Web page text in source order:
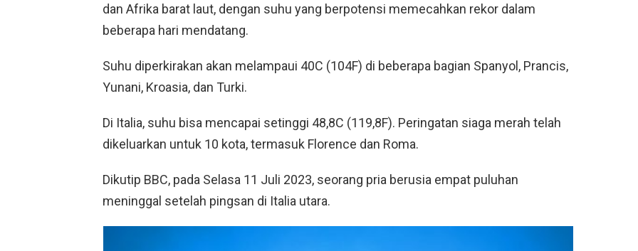
dan Afrika barat laut, dengan suhu yang berpotensi memecahkan rekor dalam
beberapa hari mendatang.
Suhu diperkirakan akan melampaui 40C (104F) di beberapa bagian Spanyol, Prancis,
Yunani, Kroasia, dan Turki.
Di Italia, suhu bisa mencapai setinggi 48,8C (119,8F). Peringatan siaga merah telah
dikeluarkan untuk 10 kota, termasuk Florence dan Roma.
Dikutip BBC, pada Selasa 11 Juli 2023, seorang pria berusia empat puluhan
meninggal setelah pingsan di Italia utara.